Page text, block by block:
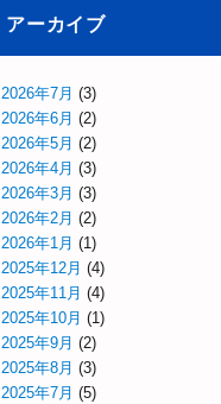
アーカイブ
2026年7月 (3)
2026年6月 (2)
2026年5月 (2)
2026年4月 (3)
2026年3月 (3)
2026年2月 (2)
2026年1月 (1)
2025年12月 (4)
2025年11月 (4)
2025年10月 (1)
2025年9月 (2)
2025年8月 (3)
2025年7月 (5)